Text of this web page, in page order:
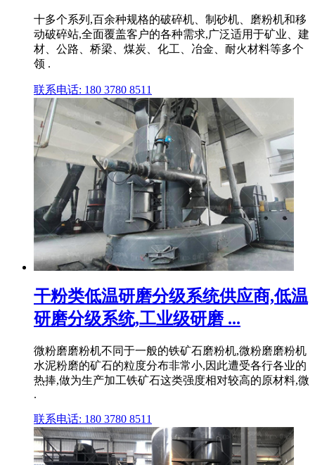
十多个系列,百余种规格的破碎机、制砂机、磨粉机和移
动破碎站,全面覆盖客户的各种需求,广泛适用于矿业、建
材、公路、桥梁、煤炭、化工、冶金、耐火材料等多个
领 .
联系电话: 180 3780 8511
干粉类低温研磨分级系统供应商,低温
研磨分级系统,工业级研磨 ...
微粉磨磨粉机不同于一般的铁矿石磨粉机,微粉磨磨粉机
水泥粉磨的矿石的粒度分布非常小,因此遭受各行各业的
热捧,做为生产加工铁矿石这类强度相对较高的原材料,微
.
联系电话: 180 3780 8511